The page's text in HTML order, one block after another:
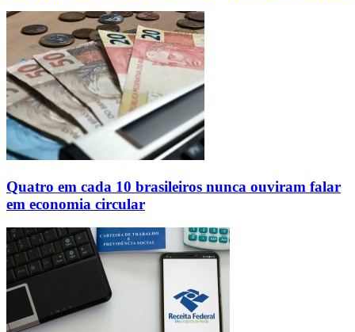
Quatro em cada 10 brasileiros nunca ouviram falar
em economia circular